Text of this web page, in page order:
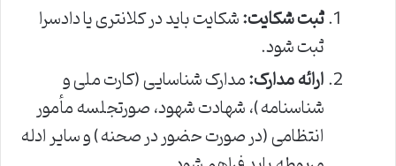
ثبت شکایت:شکایت باید در کلانتری یا دادسرا
ثبت شود.
ارائه مدارک:مدارک شناسایی (کارت ملی و
شناسنامه)، شهادت شهود، صورتجلسه مأمور
انتظامی (در صورت حضور در صحنه) و سایر ادله